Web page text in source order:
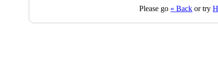
Please go « Back or try